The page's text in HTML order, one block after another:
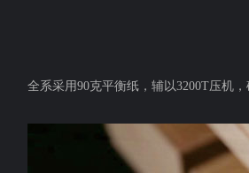
全系采用90克平衡纸，辅以3200T压机